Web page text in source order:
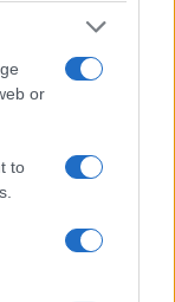
or
to